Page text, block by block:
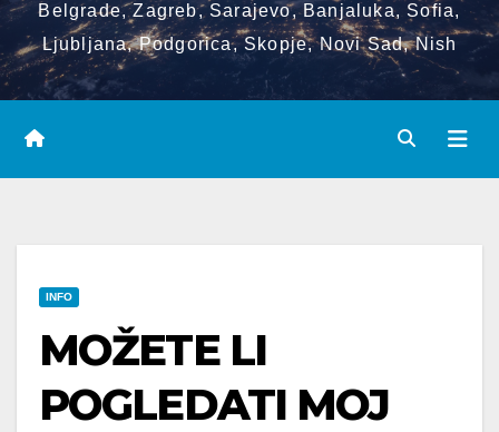
Belgrade, Zagreb, Sarajevo, Banjaluka, Sofia,
Ljubljana, Podgorica, Skopje, Novi Sad, Nish
INFO
MOŽETE LI
POGLEDATI MOJ